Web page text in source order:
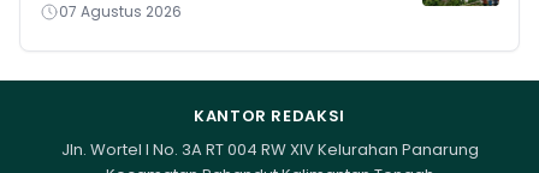
07 Agustus 2026
KANTOR REDAKSI
Jln. Wortel I No. 3A RT 004 RW XIV Kelurahan Panarung